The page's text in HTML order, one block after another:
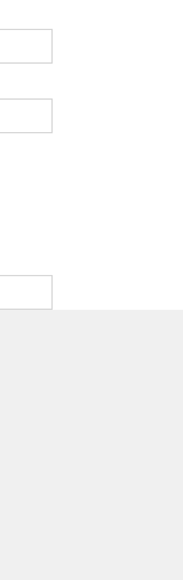
Training)’ 수료식을
8월 2일 연세대학교
신촌캠퍼스 최영홀
개최했다. 라이트재
Manufacturing
Training)은 인천